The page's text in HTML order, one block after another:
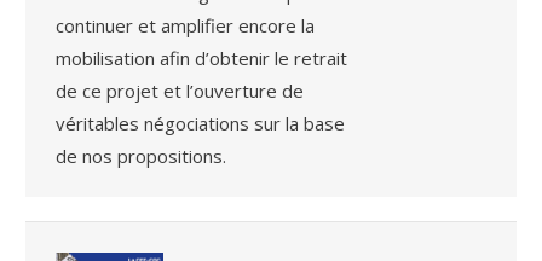
continuer et amplifier encore la
mobilisation afin d’obtenir le retrait
de ce projet et l’ouverture de
véritables négociations sur la base
de nos propositions.